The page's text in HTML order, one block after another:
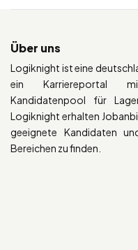
Über uns
Logiknight ist eine
ein Karriereportal
Kandidatenpool für
Logiknight erhalten
geeignete Kandidaten
Bereichen zu finden.